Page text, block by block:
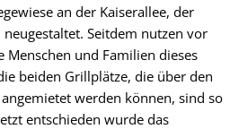
an der Kaiserallee, der
Seitdem nutzen vor
und Familien dieses
beiden Grillplätze, die über den
werden können, sind so
entschieden wurde das